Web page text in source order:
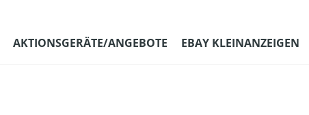
AKTIONSGERÄTE/ANGEBOTE EBAY KLEINANZEIGEN